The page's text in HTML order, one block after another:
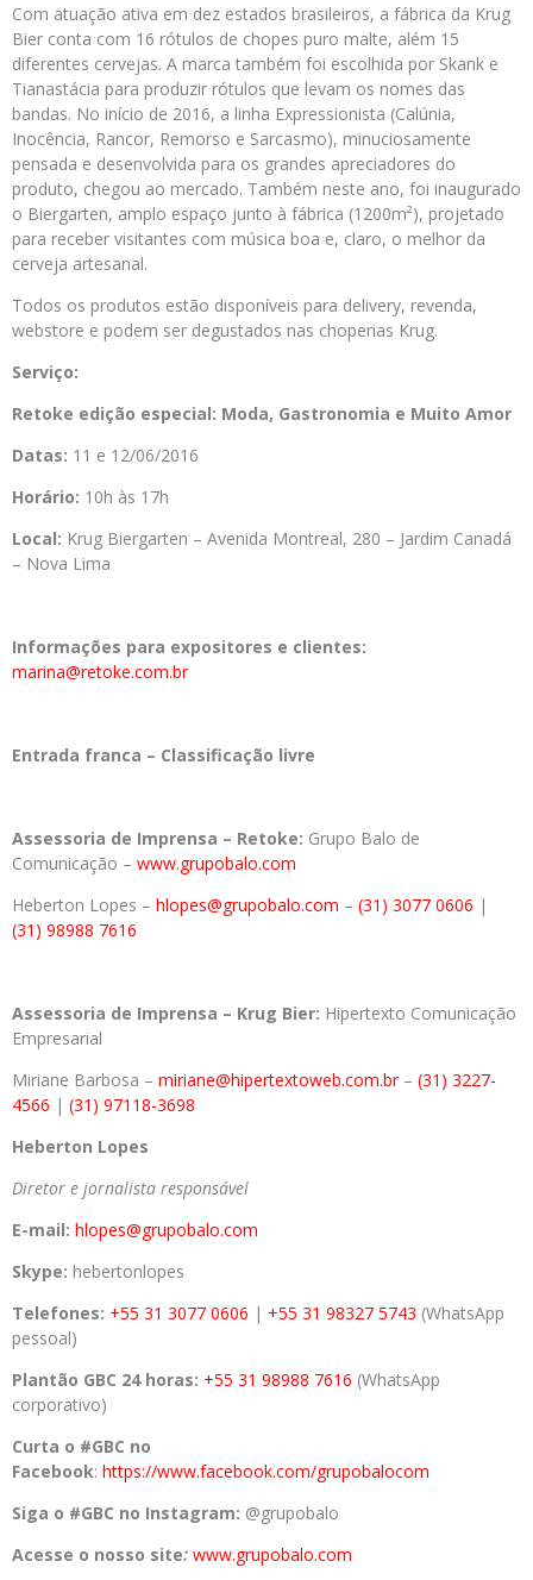
Com atuação ativa em dez estados brasileiros, a fábrica da Krug
Bier conta com 16 rótulos de chopes puro malte, além 15
diferentes cervejas. A marca também foi escolhida por Skank e
Tianastácia para produzir rótulos que levam os nomes das
bandas. No início de 2016, a linha Expressionista (Calúnia,
Inocência, Rancor, Remorso e Sarcasmo), minuciosamente
pensada e desenvolvida para os grandes apreciadores do
produto, chegou ao mercado. Também neste ano, foi inaugurado
o Biergarten, amplo espaço junto à fábrica (1200m²), projetado
para receber visitantes com música boa e, claro, o melhor da
cerveja artesanal.
Todos os produtos estão disponíveis para delivery, revenda,
webstore e podem ser degustados nas choperias Krug.
Serviço:
Retoke edição especial: Moda, Gastronomia e Muito Amor
Datas: 11 e 12/06/2016
Horário: 10h às 17h
Local: Krug Biergarten – Avenida Montreal, 280 – Jardim Canadá
– Nova Lima
Informações para expositores e clientes:
marina@retoke.com.br
Entrada franca – Classificação livre
Assessoria de Imprensa – Retoke: Grupo Balo de
Comunicação – www.grupobalo.com
Heberton Lopes – hlopes@grupobalo.com – (31) 3077 0606 |
(31) 98988 7616
Assessoria de Imprensa – Krug Bier: Hipertexto Comunicação
Empresarial
Miriane Barbosa – miriane@hipertextoweb.com.br– (31) 3227-
4566 | (31) 97118-3698
Heberton Lopes
Diretor e jornalista responsável
E-mail: hlopes@grupobalo.com
Skype: hebertonlopes
Telefones: +55 31 3077 0606 | +55 31 98327 5743 (WhatsApp
pessoal)
Plantão GBC 24 horas: +55 31 98988 7616 (WhatsApp
corporativo)
Curta o #GBC no
Facebook: https://www.facebook.com/grupobalocom
Siga o #GBC no Instagram: @grupobalo
Acesse o nosso site: www.grupobalo.com